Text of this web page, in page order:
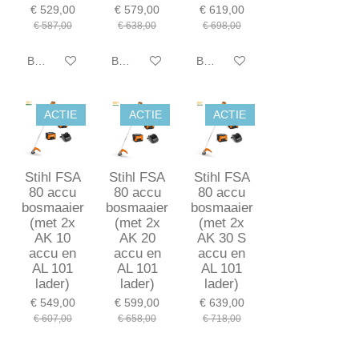
€ 529,00
€ 587,00
Bekijk details
€ 579,00
€ 638,00
Bekijk details
€ 619,00
€ 698,00
Bekijk details
ACTIE
Stihl FSA
80 accu
bosmaaier
(met 2x
AK 10
accu en
AL 101
lader)
€ 549,00
€ 607,00
ACTIE
Stihl FSA
80 accu
bosmaaier
(met 2x
AK 20
accu en
AL 101
lader)
€ 599,00
€ 658,00
ACTIE
Stihl FSA
80 accu
bosmaaier
(met 2x
AK 30 S
accu en
AL 101
lader)
€ 639,00
€ 718,00